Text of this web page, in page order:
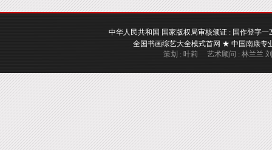
中华人民共和国 国家版权局审核颁证 : 国作登字
全国书画综艺大全模式首网 ★ 中国南康
策划 : 叶莉 艺术顾问 : 林兰兰